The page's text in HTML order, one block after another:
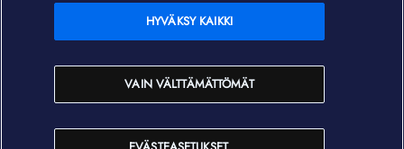
Elisa Oyj
In English
VAIN VÄLTTÄMÄTTÖMÄT
HYVÄKSY KAIKKI